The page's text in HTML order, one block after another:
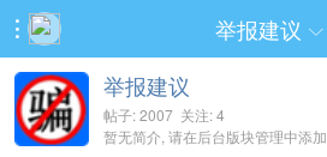
 举报建议 
举报建议
帖子: 2007 关注: 4
暂无简介, 请在后台版块管理中添加